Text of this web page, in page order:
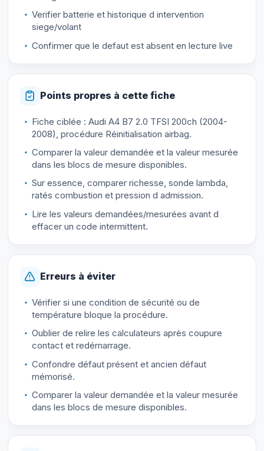
Verifier batterie et historique d intervention
siege/volant
Confirmer que le defaut est absent en lecture live
Points propres à cette fiche
Fiche ciblée : Audi A4 B7 2.0 TFSI 200ch (2004-
2008), procédure Réinitialisation airbag.
Comparer la valeur demandée et la valeur mesurée
dans les blocs de mesure disponibles.
Sur essence, comparer richesse, sonde lambda,
ratés combustion et pression d admission.
Lire les valeurs demandées/mesurées avant d
effacer un code intermittent.
Erreurs à éviter
Vérifier si une condition de sécurité ou de
température bloque la procédure.
Oublier de relire les calculateurs après coupure
contact et redémarrage.
Confondre défaut présent et ancien défaut
mémorisé.
Comparer la valeur demandée et la valeur mesurée
dans les blocs de mesure disponibles.